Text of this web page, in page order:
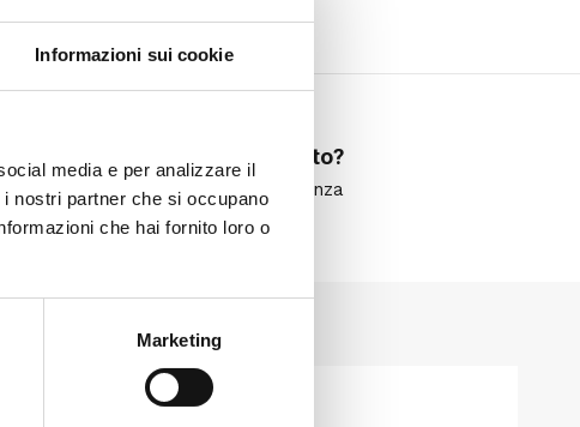
Informazioni sui cookie
media e per analizzare il
nostri partner che si occupano
che hai fornito loro o
Marketing
Hai bisogno di aiuto?
Clicca qui per assistenza